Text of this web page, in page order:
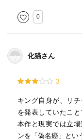
0
化猫さん
3
キング自身が、リ
を発表していたこ
本作と現実では立
ンを「偽名癌」とい